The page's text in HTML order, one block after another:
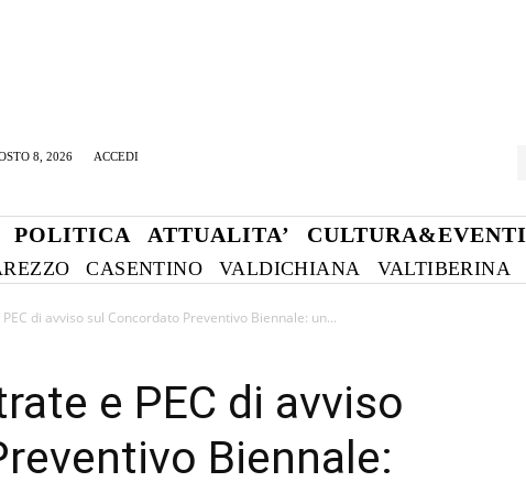
8, 2026 ACCEDI
POLITICA ATTUALITA’ CULTURA&EVENTI
CASENTINO VALDICHIANA VALTIBERINA
di avviso sul Concordato Preventivo Biennale: un...
e PEC di avviso
Biennale: